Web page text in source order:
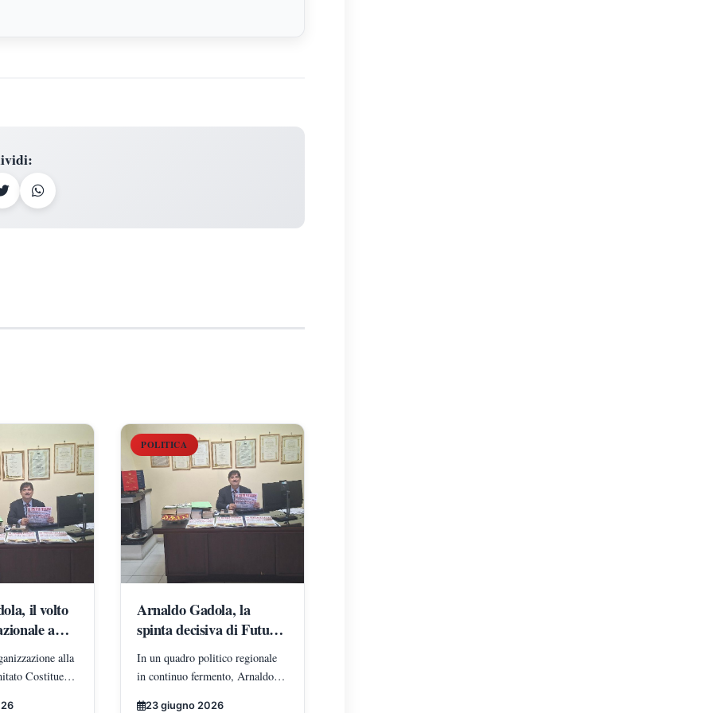
:
il volto
a
che sta
territorio
alla
Costituente
POLITICA
Arnaldo Gadola, la
spinta decisiva di Futuro
Nazionale in Campania:
il protagonista che sta
ridisegnando gli equilibri
territoriali
In un quadro politico regionale
in continuo fermento, Arnaldo
23 giugno 2026